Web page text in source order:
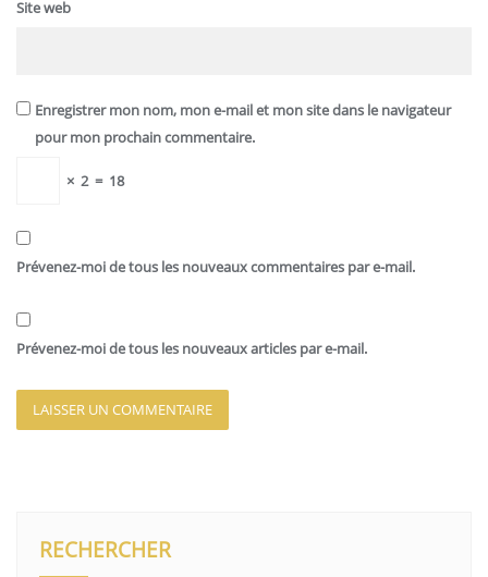
Site web
Enregistrer mon nom, mon e-mail et mon site dans le navigateur
pour mon prochain commentaire.
× 2 = 18
Prévenez-moi de tous les nouveaux commentaires par e-mail.
Prévenez-moi de tous les nouveaux articles par e-mail.
RECHERCHER